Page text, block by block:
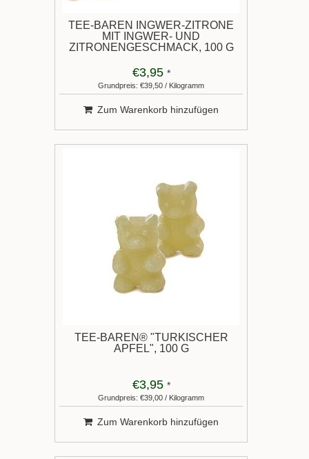
TEE-BÄREN INGWER-ZITRONE
MIT INGWER- UND
ZITRONENGESCHMACK, 100 G
€3,95 *
Grundpreis: €39,50 / Kilogramm
Zum Warenkorb hinzufügen
TEE-BÄREN® "TÜRKISCHER
APFEL", 100 G
€3,95 *
Grundpreis: €39,00 / Kilogramm
Zum Warenkorb hinzufügen